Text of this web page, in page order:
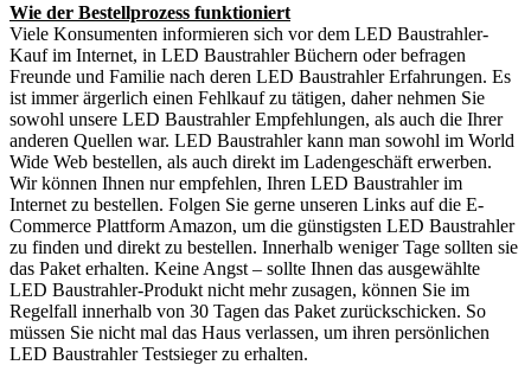
Wie der Bestellprozess funktioniert
Viele Konsumenten informieren sich vor dem LED Baustrahler-
Kauf im Internet, in LED Baustrahler Büchern oder befragen
Freunde und Familie nach deren LED Baustrahler Erfahrungen. Es
ist immer ärgerlich einen Fehlkauf zu tätigen, daher nehmen Sie
sowohl unsere LED Baustrahler Empfehlungen, als auch die Ihrer
anderen Quellen war. LED Baustrahler kann man sowohl im World
Wide Web bestellen, als auch direkt im Ladengeschäft erwerben.
Wir können Ihnen nur empfehlen, Ihren LED Baustrahler im
Internet zu bestellen. Folgen Sie gerne unseren Links auf die E-
Commerce Plattform Amazon, um die günstigsten LED Baustrahler
zu finden und direkt zu bestellen. Innerhalb weniger Tage sollten sie
das Paket erhalten. Keine Angst – sollte Ihnen das ausgewählte
LED Baustrahler-Produkt nicht mehr zusagen, können Sie im
Regelfall innerhalb von 30 Tagen das Paket zurückschicken. So
müssen Sie nicht mal das Haus verlassen, um ihren persönlichen
LED Baustrahler Testsieger zu erhalten.